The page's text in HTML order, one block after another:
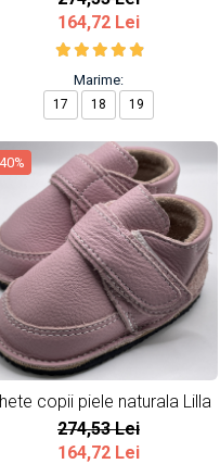
164,72 Lei
Marime:
17 18 19
copii piele naturala Lilla
274,53 Lei
164,72 Lei